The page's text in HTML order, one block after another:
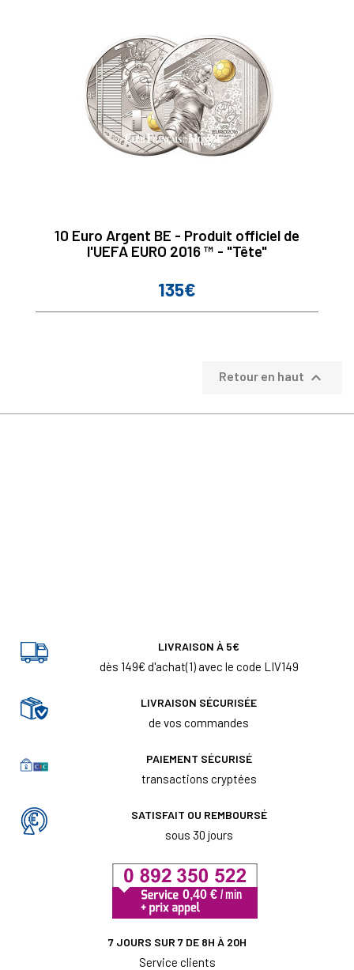
10 Euro Argent BE - Produit officiel de
l'UEFA EURO 2016 ™ - "Tête"
Prix
135€
Retour en haut 
LIVRAISON À 5€
dès 149€ d'achat(1) avec le code LIV149
LIVRAISON SÉCURISÉE
de vos commandes
PAIEMENT SÉCURISÉ
transactions cryptées
SATISFAIT OU REMBOURSÉ
sous 30 jours
7 JOURS SUR 7 DE 8H À 20H
Service clients